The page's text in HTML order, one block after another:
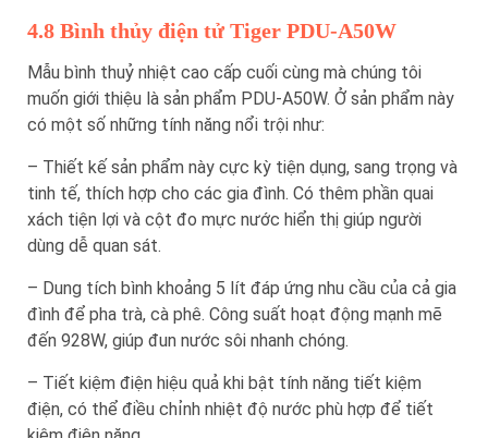
4.8 Bình thủy điện tử Tiger PDU-A50W
Mẫu bình thuỷ nhiệt cao cấp cuối cùng mà chúng tôi
muốn giới thiệu là sản phẩm PDU-A50W. Ở sản phẩm này
có một số những tính năng nổi trội như:
– Thiết kế sản phẩm này cực kỳ tiện dụng, sang trọng và
tinh tế, thích hợp cho các gia đình. Có thêm phần quai
xách tiện lợi và cột đo mực nước hiển thị giúp người
dùng dễ quan sát.
– Dung tích bình khoảng 5 lít đáp ứng nhu cầu của cả gia
đình để pha trà, cà phê. Công suất hoạt động mạnh mẽ
đến 928W, giúp đun nước sôi nhanh chóng.
– Tiết kiệm điện hiệu quả khi bật tính năng tiết kiệm
điện, có thể điều chỉnh nhiệt độ nước phù hợp để tiết